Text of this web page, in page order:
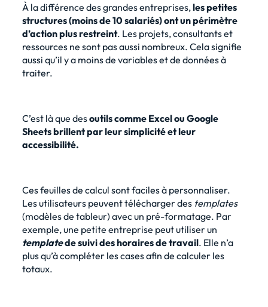
À la différence des grandes entreprises,les petites
structures (moins de 10 salariés) ont un périmètre
d’action plus restreint. Les projets, consultants et
ressources ne sont pas aussi nombreux. Cela signifie
aussi qu’il y a moins de variables et de données à
traiter.
C’est là que desoutils comme Excel ou Google
Sheetsbrillent par leur simplicité et leur
accessibilité.
Ces feuilles de calcul sont faciles à personnaliser.
Les utilisateurs peuvent télécharger des templates
(modèles de tableur) avec un pré-formatage. Par
exemple, une petite entreprise peut utiliser un
templatede suivi des horaires de travail. Elle n’a
plus qu’à compléter les cases afin de calculer les
totaux.